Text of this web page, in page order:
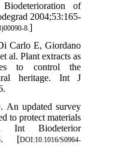
of
2004;53:165-
8.]
Carlo E, Giordano
al. Plant extracts as
to control the
heritage. Int J
An updated survey
to protect materials
Int Biodeterior
[DOI:10.1016/S0964-